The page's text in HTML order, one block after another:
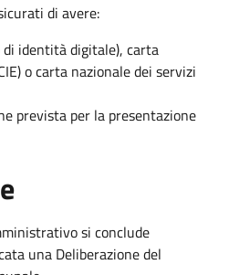
di avere:
di identità digitale), carta
o carta nazionale dei servizi
prevista per la presentazione
si conclude
una Deliberazione del